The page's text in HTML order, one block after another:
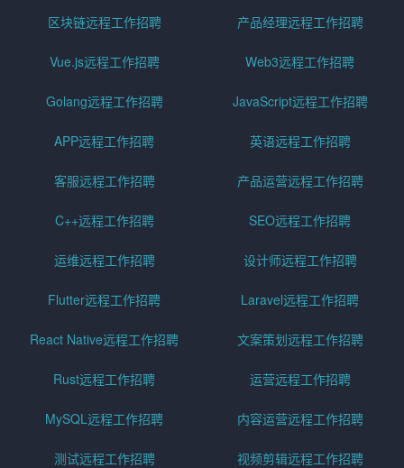
区块链远程工作招聘 产品经理远程工作招聘
Vue.js远程工作招聘 Web3远程工作招聘
Golang远程工作招聘 JavaScript远程工作招聘
APP远程工作招聘 英语远程工作招聘
客服远程工作招聘 产品运营远程工作招聘
C++远程工作招聘 SEO远程工作招聘
运维远程工作招聘 设计师远程工作招聘
Flutter远程工作招聘 Laravel远程工作招聘
React Native远程工作招聘 文案策划远程工作招聘
Rust远程工作招聘 运营远程工作招聘
MySQL远程工作招聘 内容运营远程工作招聘
测试远程工作招聘 视频剪辑远程工作招聘